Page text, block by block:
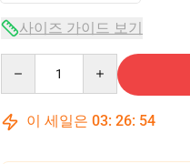
사이즈 가이드 보기
이 세일은 03: 26: 53